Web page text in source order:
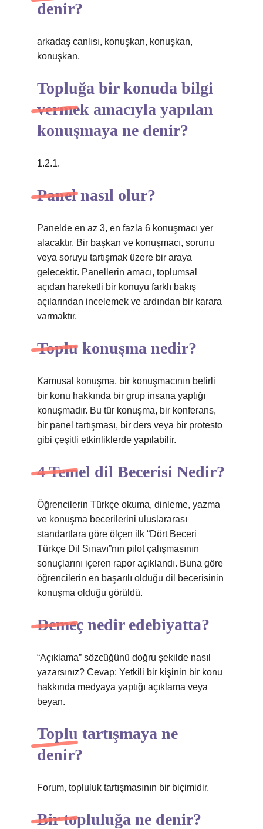
denir?
arkadaş canlısı, konuşkan, konuşkan,
konuşkan.
Topluğa bir konuda bilgi
vermek amacıyla yapılan
konuşmaya ne denir?
1.2.1.
Panel nasıl olur?
Panelde en az 3, en fazla 6 konuşmacı yer
alacaktır. Bir başkan ve konuşmacı, sorunu
veya soruyu tartışmak üzere bir araya
gelecektir. Panellerin amacı, toplumsal
açıdan hareketli bir konuyu farklı bakış
açılarından incelemek ve ardından bir karara
varmaktır.
Toplu konuşma nedir?
Kamusal konuşma, bir konuşmacının belirli
bir konu hakkında bir grup insana yaptığı
konuşmadır. Bu tür konuşma, bir konferans,
bir panel tartışması, bir ders veya bir protesto
gibi çeşitli etkinliklerde yapılabilir.
4 Temel dil Becerisi Nedir?
Öğrencilerin Türkçe okuma, dinleme, yazma
ve konuşma becerilerini uluslararası
standartlara göre ölçen ilk “Dört Beceri
Türkçe Dil Sınavı”nın pilot çalışmasının
sonuçlarını içeren rapor açıklandı. Buna göre
öğrencilerin en başarılı olduğu dil becerisinin
konuşma olduğu görüldü.
Demeç nedir edebiyatta?
“Açıklama” sözcüğünü doğru şekilde nasıl
yazarsınız? Cevap: Yetkili bir kişinin bir konu
hakkında medyaya yaptığı açıklama veya
beyan.
Toplu tartışmaya ne
denir?
Forum, topluluk tartışmasının bir biçimidir.
Bir topluluğa ne denir?